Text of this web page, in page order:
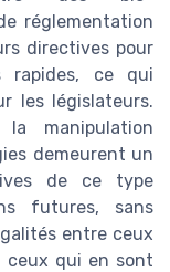
réglementation
directives pour
rapides, ce qui
les législateurs.
manipulation
demeurent un
de ce type
futures, sans
entre ceux
ceux qui en sont